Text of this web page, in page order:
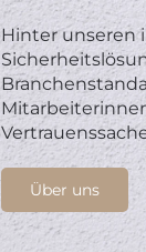
Hinter unseren
Über uns